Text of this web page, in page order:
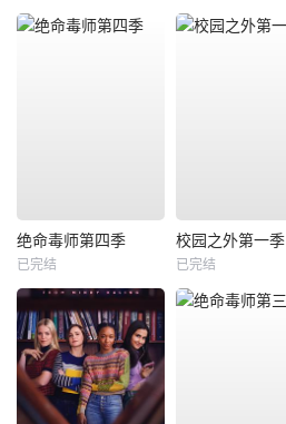
绝命毒师第四季
已完结
校园之外第一季
已完结